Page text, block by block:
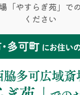
「やすらぎ苑」で
ください